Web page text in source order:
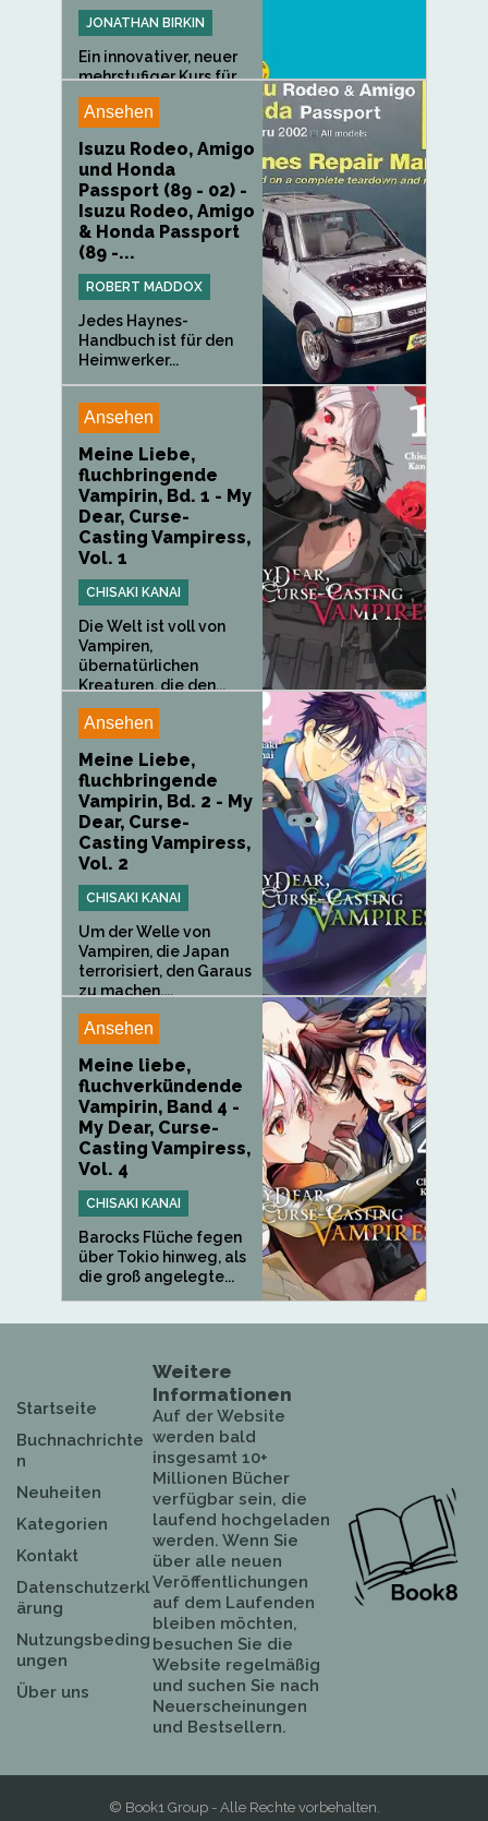
JONATHAN BIRKIN
Ein innovativer, neuer
mehrstufiger Kurs für
den...
Ansehen
Isuzu Rodeo, Amigo
und Honda
Passport (89 - 02) -
Isuzu Rodeo, Amigo
& Honda Passport
(89 -...
ROBERT MADDOX
Jedes Haynes-
Handbuch ist für den
Heimwerker...
Ansehen
Meine Liebe,
fluchbringende
Vampirin, Bd. 1 - My
Dear, Curse-
Casting Vampiress,
Vol. 1
CHISAKI KANAI
Die Welt ist voll von
Vampiren,
übernatürlichen
Kreaturen, die den...
Ansehen
Meine Liebe,
fluchbringende
Vampirin, Bd. 2 - My
Dear, Curse-
Casting Vampiress,
Vol. 2
CHISAKI KANAI
Um der Welle von
Vampiren, die Japan
terrorisiert, den Garaus
zu machen,...
Ansehen
Meine liebe,
fluchverkündende
Vampirin, Band 4 -
My Dear, Curse-
Casting Vampiress,
Vol. 4
CHISAKI KANAI
Barocks Flüche fegen
über Tokio hinweg, als
die groß angelegte...
Startseite
Buchnachrichte
n
Neuheiten
Kategorien
Kontakt
Datenschutzerkl
ärung
Nutzungsbeding
ungen
Über uns
Weitere
Informationen
Auf der Website
werden bald
insgesamt 10+
Millionen Bücher
verfügbar sein, die
laufend hochgeladen
werden. Wenn Sie
über alle neuen
Veröffentlichungen
auf dem Laufenden
bleiben möchten,
besuchen Sie die
Website regelmäßig
und suchen Sie nach
Neuerscheinungen
und Bestsellern.
© Book1 Group - Alle Rechte vorbehalten.